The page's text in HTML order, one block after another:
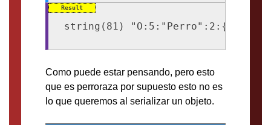
string(81)
Como puede estar pensando, pero esto
que es perroraza por supuesto esto no es
lo que queremos al serializar un objeto.